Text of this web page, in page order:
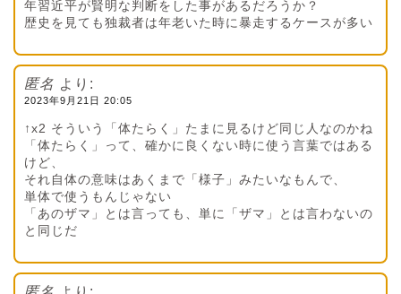
年習近平が賢明な判断をした事があるだろうか？
歴史を見ても独裁者は年老いた時に暴走するケースが多い
匿名 より:
2023年9月21日 20:05
↑x2 そういう「体たらく」たまに見るけど同じ人なのかね
「体たらく」って、確かに良くない時に使う言葉ではある
けど、
それ自体の意味はあくまで「様子」みたいなもんで、
単体で使うもんじゃない
「あのザマ」とは言っても、単に「ザマ」とは言わないの
と同じだ